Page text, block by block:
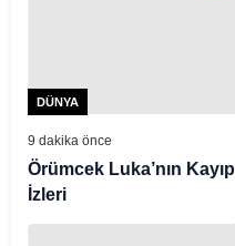
DÜNYA
9 dakika önce
Örümcek Luka’nın Kayıp
İzleri